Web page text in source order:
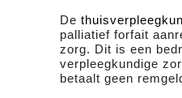
De
palliatief forfait
zorg. Dit is een
verpleegkundige
betaalt geen